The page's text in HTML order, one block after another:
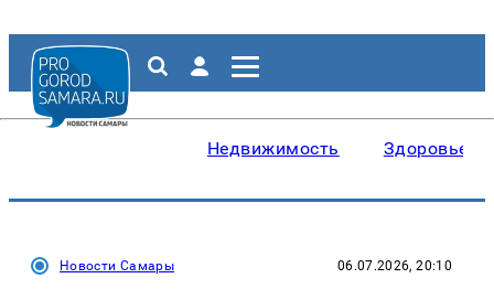
Недвижимость Здоровье
Новости Самары 06.07.2026, 20:10